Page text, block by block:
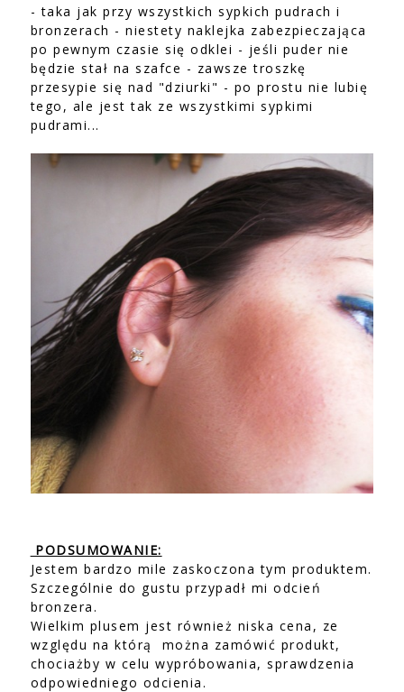
- taka jak przy wszystkich sypkich pudrach i
bronzerach - niestety naklejka zabezpieczająca
po pewnym czasie się odklei - jeśli puder nie
będzie stał na szafce - zawsze troszkę
przesypie się nad "dziurki" - po prostu nie lubię
tego, ale jest tak ze wszystkimi sypkimi
pudrami...
PODSUMOWANIE:
Jestem bardzo mile zaskoczona tym produktem.
Szczególnie do gustu przypadł mi odcień
bronzera.
Wielkim plusem jest również niska cena, ze
względu na którą można zamówić produkt,
chociażby w celu wypróbowania, sprawdzenia
odpowiedniego odcienia.